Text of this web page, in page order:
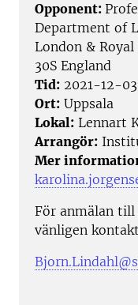
Opponent:
Department of
London &
30S England
Tid: 2021-12-
Ort: Uppsala
Lokal: Lennart
Arrangör:
Mer
För anmälan
vänligen